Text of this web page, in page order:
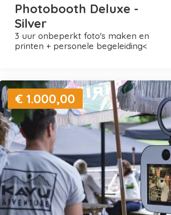
Photobooth Deluxe -
Silver
3 uur onbeperkt foto's maken en
printen + personele begeleiding<
€ 1.000,00